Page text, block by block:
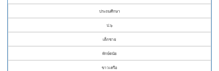
ประถมศึกษา
ป.๖
เด็กชาย
ทักษ์ดนัย
ขาวเครือ